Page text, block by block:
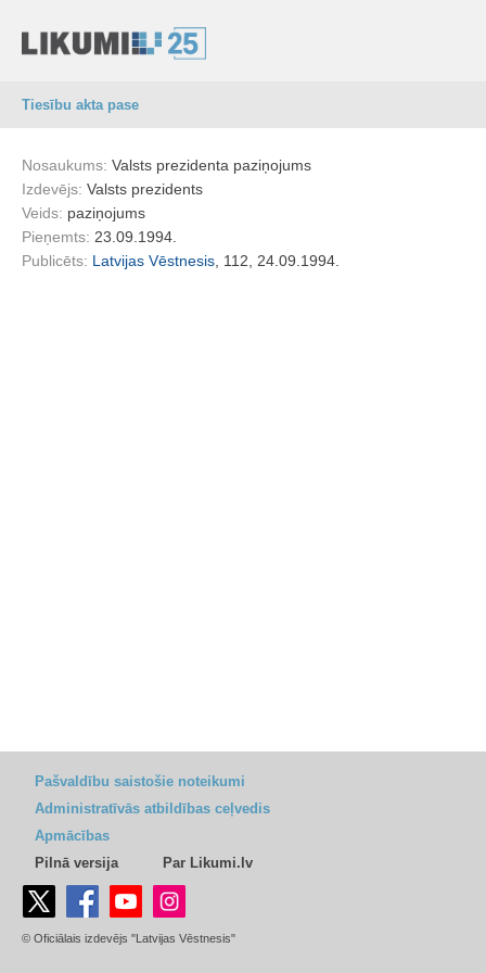
Tiesību akta pase
Nosaukums: Valsts prezidenta paziņojums
Izdevējs: Valsts prezidents
Veids: paziņojums
Pieņemts: 23.09.1994.
Publicēts: Latvijas Vēstnesis , 112, 24.09.1994.
Pašvaldību saistošie noteikumi
Administratīvās atbildības ceļvedis
Apmācības
Pilnā versija
Par Likumi.lv
© Oficiālais izdevējs "Latvijas Vēstnesis"